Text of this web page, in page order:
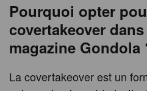
Pourquoi opter
covertakeover
magazine Gondola
La covertakeover est un